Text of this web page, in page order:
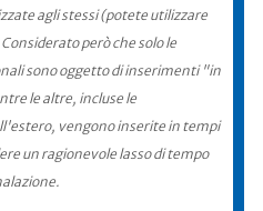
agli stessi (potete utilizzare
però che solo le
sono oggetto di inserimenti "in
le altre, incluse le
vengono inserite in tempi
un ragionevole lasso di tempo